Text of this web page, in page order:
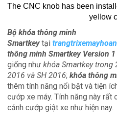
The CNC knob has been
yellow
Bộ khóa thông minh
Smartkeytại
thông minh Smartkey Version 1
giống như khóa Smartkey trong
2016 và SH 2016; khóa thông
thêm tính năng nổi bật và tiện
cướp xe máy. Tính năng này rất
cảnh cướp giật xe như hiện nay.